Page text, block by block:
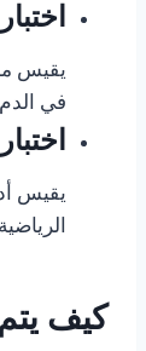
يقيس
في
يقيس
كيف